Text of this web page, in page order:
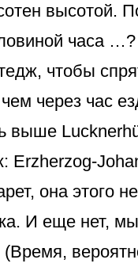
высотой.
часа
чтобы
через час
выше
Erzherzog-
она этого
И еще нет,
(Время,